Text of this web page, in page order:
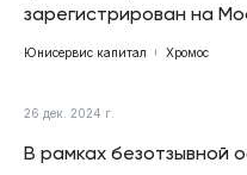
зарегистрирован на
Юнисервис капитал Хромос
26 дек. 2024 г.
В рамках безотзывной